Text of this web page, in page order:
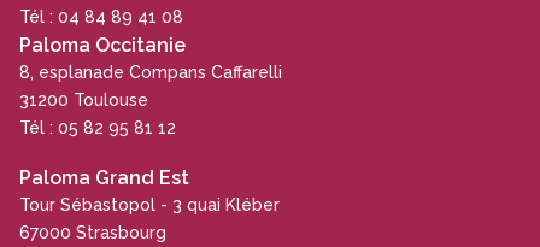
Tél : 04 84 89 41 08
Paloma Occitanie
8, esplanade Compans Caffarelli
31200 Toulouse
Tél : 05 82 95 81 12
Paloma Grand Est
Tour Sébastopol - 3 quai Kléber
67000 Strasbourg